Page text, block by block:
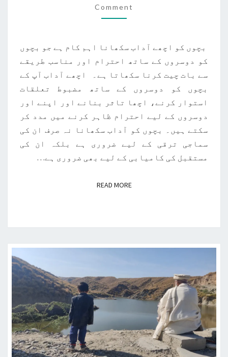
آداب
سکھائیں
Comment
بچوں کو اچھے آداب سکھانا اہم کام ہے جو بچوں
کو دوسروں کے ساتھ احترام اور مناسب طریقے
سے بات چیت کرنا سکھاتا ہے۔ اچھے آداب آپ کے
بچوں کو دوسروں کے ساتھ مضبوط تعلقات
استوار کرنے، اچھا تاثر بنانے اور اپنے اور
دوسروں کے لیے احترام ظاہر کرنے میں مدد کر
سکتے ہیں۔ بچوں کو آداب سکھانا نہ صرف ان کی
سماجی ترقی کے لیے ضروری ہے بلکہ ان کی
مستقبل کی کامیابی کے لیے بھی ضروری ہے…
READ MORE
READ MORE